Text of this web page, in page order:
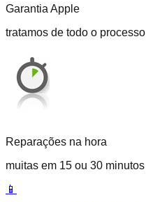
Garantia Apple
tratamos de todo o processo
Reparações na hora
muitas em 15 ou 30 minutos
📱